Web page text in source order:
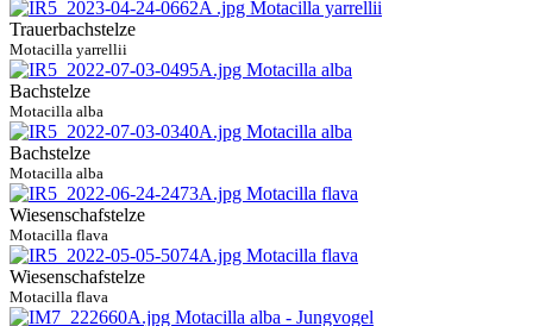
Trauerbachstelze
Motacilla yarrellii
Bachstelze
Motacilla alba
Bachstelze
Motacilla alba
Wiesenschafstelze
Motacilla flava
Wiesenschafstelze
Motacilla flava